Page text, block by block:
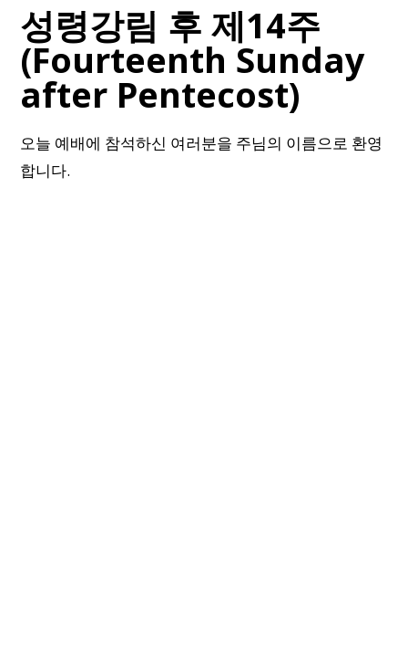
성령강림 후 제14주
(Fourteenth Sunday
after Pentecost)
오늘 예배에 참석하신 여러분을 주님의 이름으로 환영
합니다.